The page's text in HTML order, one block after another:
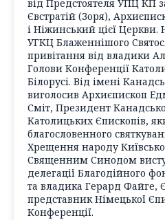
від Предстоятеля УПЦ КП
Євстратій (Зоря),
і Ніжинський цієї Церкви.
УГКЦ Блаженнішого
привітання від владики
Голови Конференції
Білорусі. Від імені
виголосив Архиєпископ
Сміт, Президент
Католицьких Єпископів,
благословенного
Хрещення народу
Священним Синодом
делегації Благодійного
та владика Герард Файге,
представник Німецької
Конференції.